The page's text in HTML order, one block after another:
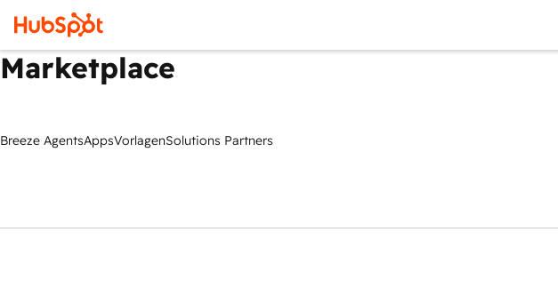
Marketplace
Breeze AgentsAppsVorlagenSolutions Partners